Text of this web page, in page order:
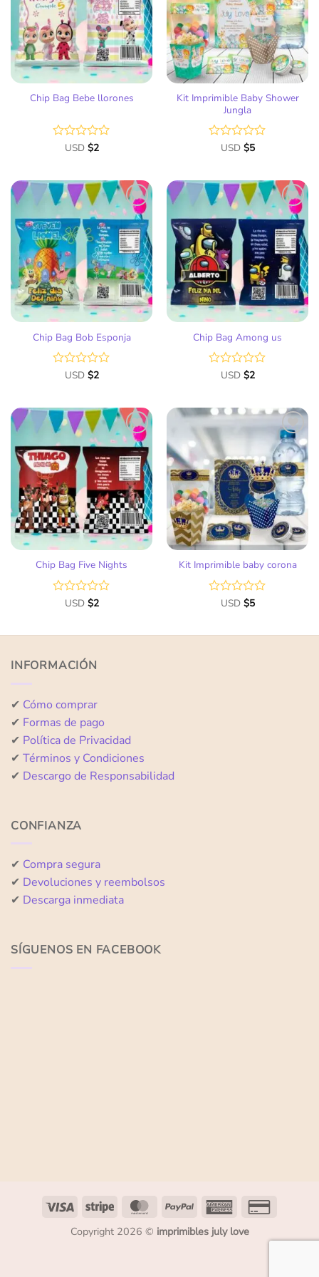
de
deseos
Chip Bag Bebe llorones
Valorado
de
USD $2
de
deseos
Kit Imprimible Baby Shower
Jungla
Valorado
de
USD $5
Añadir
a la
lista
de
deseos
Chip Bag Bob Esponja
Valorado
de
USD $2
Añadir
a la
lista
de
deseos
Chip Bag Among us
Valorado
de
5
USD $2
Añadir
a la
lista
de
deseos
Chip Bag Five Nights
Valorado
de
USD $2
Añadir
a la
lista
de
deseos
Kit Imprimible baby corona
Valorado
de
USD $5
INFORMACIÓN
✔ Cómo comprar
✔ Formas de pago
✔ Política de Privacidad
✔ Términos y Condiciones
✔ Descargo de Responsabilidad
CONFIANZA
✔ Compra segura
✔ Devoluciones y reembolsos
✔ Descarga inmediata
SÍGUENOS EN FACEBOOK
Copyright 2026 © imprimibles july love